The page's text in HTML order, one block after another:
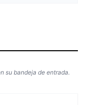
su bandeja de entrada.